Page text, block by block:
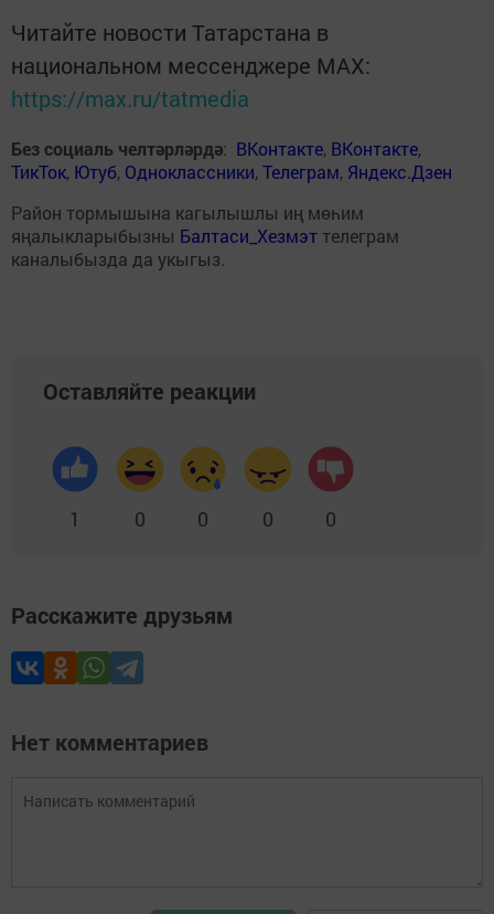
Читайте новости Татарстана в
национальном мессенджере MАХ:
https://max.ru/tatmedia
Без социаль челтәрләрдә: ВКонтакте, ВКонтакте,
ТикТок, Ютуб, Одноклассники,Телеграм, Яндекс.Дзен
Район тормышына кагылышлы иң мөһим
яңалыкларыбызны Балтаси_Хезмэт телеграм
каналыбызда да укыгыз.
Оставляйте реакции
1 0 0 0 0
Расскажите друзьям
Нет комментариев